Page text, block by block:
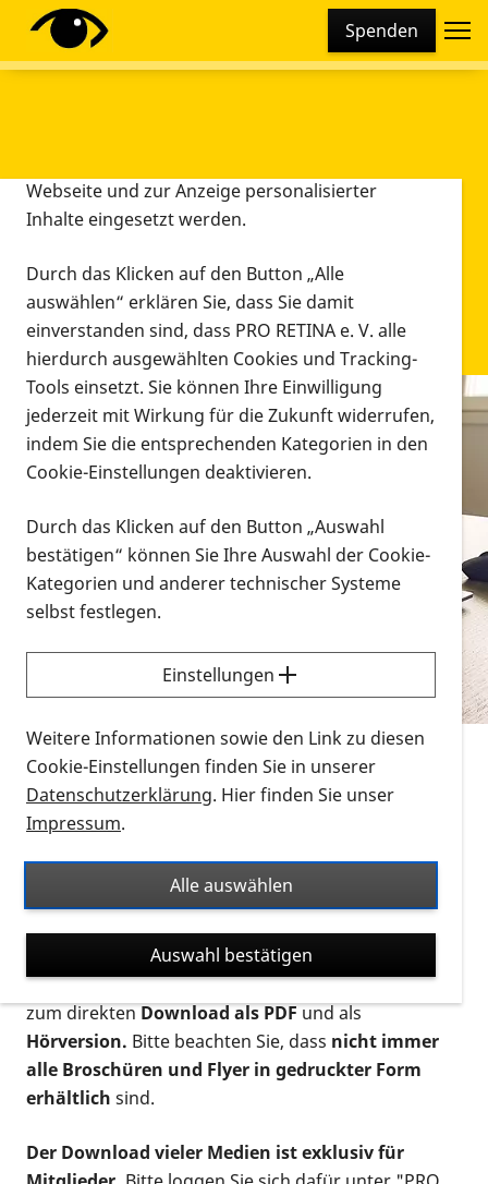
Spenden
Infomaterial
Infomaterial
Vorlesen
Alle Infomaterialien in verschiedenen
Formaten an einem Ort
Sie möchten wissen, wie Sie nach Infonmaterial
suchen und dieses bestellen bzw. herunterladen
können? Schauen Sie sich dieErklärvideos zum
Thema Infomaterial auf der PRO RETINA-Website
für blinde und sehbehinderte Menschen an.
Auf dieser Seite finden Sie sämtliches Infomaterial
Ort. Nutzen Sie den Formatfilter, um ausschließlich
nach Flyern und Broschüren, Audios oder Videos zu
suchen. Die meisten Flyer und Broschüren werden in
verschiedenen Formaten angeboten: zur
postalischen Bestellung als gedruckte Variante
zum direktenDownload als PDFund als
Hörversion. Bitte beachten Sie, dass nicht immer
alle Broschüren und Flyer in gedruckter Form
erhältlich sind.
Der Download vieler Medien ist exklusiv für
Diese Webseite setzt verschiedene Cookies und
Tracking-Tools ein. Dies beinhaltet Cookies und
Webseite und zur Anzeige personalisierter
Inhalte eingesetzt werden.
Durch das Klicken auf den Button „Alle
auswählen“ erklären Sie, dass Sie damit
einverstanden sind, dass PRO RETINA e. V. alle
hierdurch ausgewählten Cookies und Tracking-
Tools einsetzt. Sie können Ihre Einwilligung
jederzeit mit Wirkung für die Zukunft widerrufen,
indem Sie die entsprechenden Kategorien in den
Cookie-Einstellungen deaktivieren.
Durch das Klicken auf den Button „Auswahl
bestätigen“ können Sie Ihre Auswahl der Cookie-
Kategorien und anderer technischer Systeme
selbst festlegen.
Einstellungen
Weitere Informationen sowie den Link zu diesen
Cookie-Einstellungen finden Sie in unserer
Datenschutzerklärung. Hier finden Sie unser
Impressum.
Alle auswählen
Auswahl bestätigen